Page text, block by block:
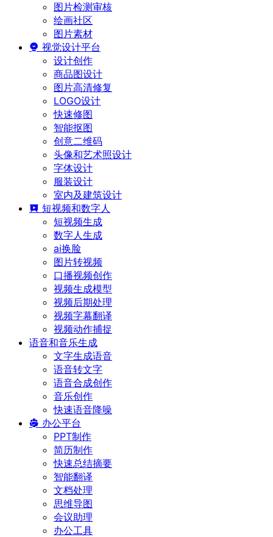
图片检测审核
绘画社区
图片素材
视觉设计平台
设计创作
商品图设计
图片高清修复
LOGO设计
快速修图
智能抠图
创意二维码
头像和艺术照设计
字体设计
服装设计
室内及建筑设计
短视频和数字人
短视频生成
数字人生成
ai换脸
图片转视频
口播视频创作
视频生成模型
视频后期处理
视频字幕翻译
视频动作捕捉
语音和音乐生成
文字生成语音
语音转文字
语音合成创作
音乐创作
快速语音降噪
办公平台
PPT制作
简历制作
快速总结摘要
智能翻译
文档处理
思维导图
会议助理
办公工具